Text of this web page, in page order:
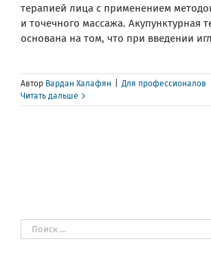
терапией лица с применением
и точечного массажа. Акупунктурная
основана на том, что при введении
Автор Вардан Халафян
Для профессионалов
Читать дальше
Результат
поиска: